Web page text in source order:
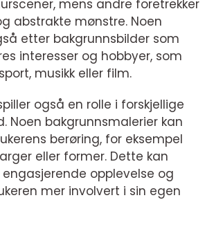
mens andre foretrekker
abstrakte mønstre. Noen
etter bakgrunnsbilder som
interesser og hobbyer, som
musikk eller film.
også en rolle i forskjellige
Noen bakgrunnsmalerier kan
berøring, for eksempel
eller former. Dette kan
opplevelse og
mer involvert i sin egen